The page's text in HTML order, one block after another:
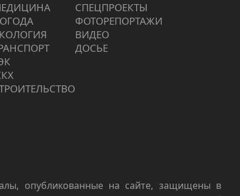
СПЕЦПРОЕКТЫ
ФОТОРЕПОРТАЖИ
ВИДЕО
ДОСЬЕ
опубликованные на сайте, защищены в